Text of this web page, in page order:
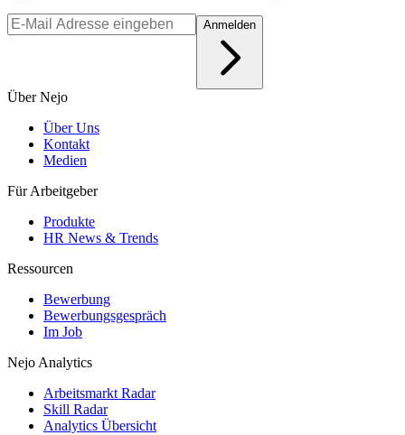
Anmelden
Über Nejo
Über Uns
Kontakt
Medien
Für Arbeitgeber
Produkte
HR News & Trends
Ressourcen
Bewerbung
Bewerbungsgespräch
Im Job
Nejo Analytics
Arbeitsmarkt Radar
Skill Radar
Analytics Übersicht